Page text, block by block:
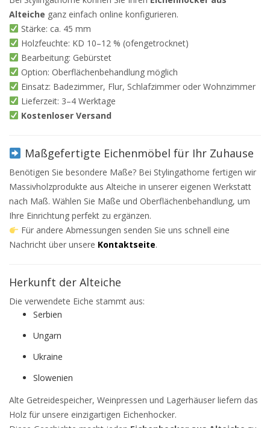
Alteiche ganz einfach online konfigurieren.
Stärke: ca. 45 mm
Holzfeuchte: KD 10–12 % (ofengetrocknet)
Bearbeitung: Gebürstet
Option: Oberflächenbehandlung möglich
Einsatz: Badezimmer, Flur, Schlafzimmer oder Wohnzimmer
Lieferzeit: 3–4 Werktage
Kostenloser Versand
Maßgefertigte Eichenmöbel für Ihr Zuhause
Benötigen Sie besondere Maße? Bei Stylingathome fertigen wir
Massivholzprodukte aus Alteiche in unserer eigenen Werkstatt
nach Maß. Wählen Sie Maße und Oberflächenbehandlung, um
Ihre Einrichtung perfekt zu ergänzen.
Für andere Abmessungen senden Sie uns schnell eine
Nachricht über unsere Kontaktseite.
Herkunft der Alteiche
Die verwendete Eiche stammt aus:
Serbien
Ungarn
Ukraine
Slowenien
Alte Getreidespeicher, Weinpressen und Lagerhäuser liefern das
Holz für unsere einzigartigen Eichenhocker.